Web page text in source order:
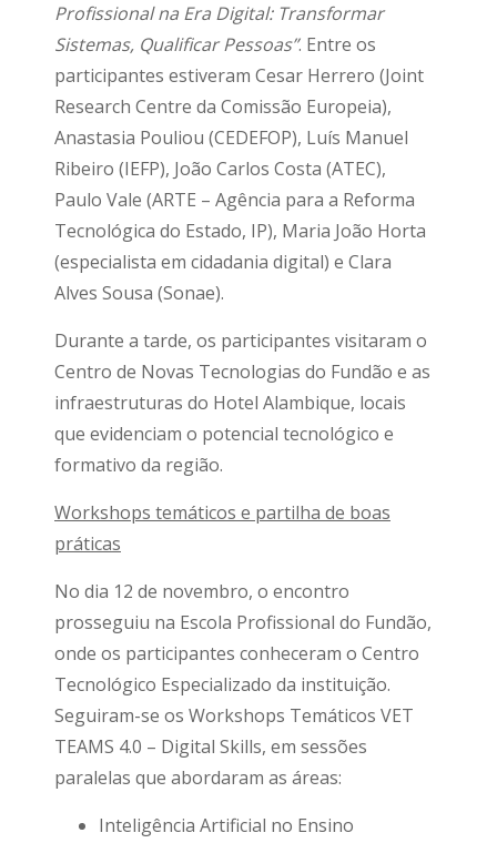
Profissional na Era Digital: Transformar
Sistemas, Qualificar Pessoas”. Entre os
participantes estiveram Cesar Herrero (Joint
Research Centre da Comissão Europeia),
Anastasia Pouliou (CEDEFOP), Luís Manuel
Ribeiro (IEFP), João Carlos Costa (ATEC),
Paulo Vale (ARTE – Agência para a Reforma
Tecnológica do Estado, IP), Maria João Horta
(especialista em cidadania digital) e Clara
Alves Sousa (Sonae).
Durante a tarde, os participantes visitaram o
Centro de Novas Tecnologias do Fundão e as
infraestruturas do Hotel Alambique, locais
que evidenciam o potencial tecnológico e
formativo da região.
Workshops temáticos e partilha de boas
práticas
No dia 12 de novembro, o encontro
prosseguiu na Escola Profissional do Fundão,
onde os participantes conheceram o Centro
Tecnológico Especializado da instituição.
Seguiram-se os Workshops Temáticos VET
TEAMS 4.0 – Digital Skills, em sessões
paralelas que abordaram as áreas:
Inteligência Artificial no Ensino